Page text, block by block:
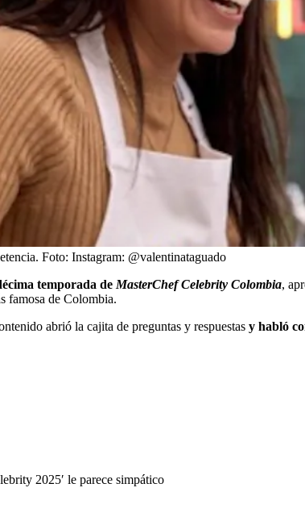
Foto: Instagram: @valentinataguado
temporada de MasterChef Celebrity Colombia,
famosa de Colombia.
abrió la cajita de preguntas y respuestas y habló
2025′ le parece simpático